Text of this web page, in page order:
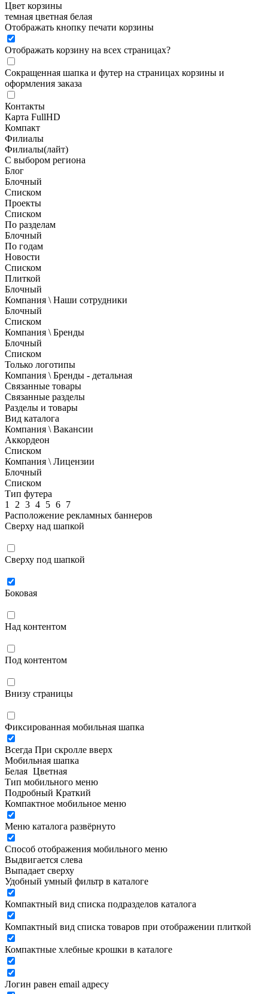
Цвет корзины
темная цветная белая
Отображать кнопку печати корзины
Отображать корзину на всех страницах?
Сокращенная шапка и футер на страницах корзины и
оформления заказа
Контакты
Карта FullHD
Компакт
Филиалы
Филиалы(лайт)
С выбором региона
Блог
Блочный
Списком
Проекты
Списком
По разделам
Блочный
По годам
Новости
Списком
Плиткой
Блочный
Компания \ Наши сотрудники
Блочный
Списком
Компания \ Бренды
Блочный
Списком
Только логотипы
Компания \ Бренды - детальная
Связанные товары
Связанные разделы
Разделы и товары
Вид каталога
Компания \ Вакансии
Аккордеон
Списком
Компания \ Лицензии
Блочный
Списком
Тип футера
1
2 3 4 5 6 7
Расположение рекламных баннеров
Сверху над шапкой
Сверху под шапкой
Боковая
Над контентом
Под контентом
Внизу страницы
Фиксированная мобильная шапка
Всегда При скролле вверх
Мобильная шапка
Белая Цветная
Тип мобильного меню
Подробный Краткий
Компактное мобильное меню
Меню каталога развёрнуто
Способ отображения мобильного меню
Выдвигается слева
Выпадает сверху
Удобный умный фильтр в каталоге
Компактный вид списка подразделов каталога
Компактный вид списка товаров при отображении плиткой
Компактные хлебные крошки в каталоге
Логин равен email адресу